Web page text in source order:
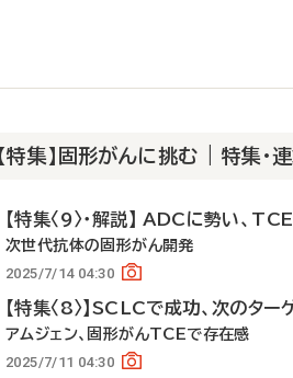
【特集】固形がんに挑む | 特集・
【特集〈9〉・解説】 ADCに勢い、
次世代抗体の固形がん開発
2025/7/14 04:30
【特集〈8〉】SCLCで成功、次のター
アムジェン、固形がんTCEで存在感
2025/7/11 04:30